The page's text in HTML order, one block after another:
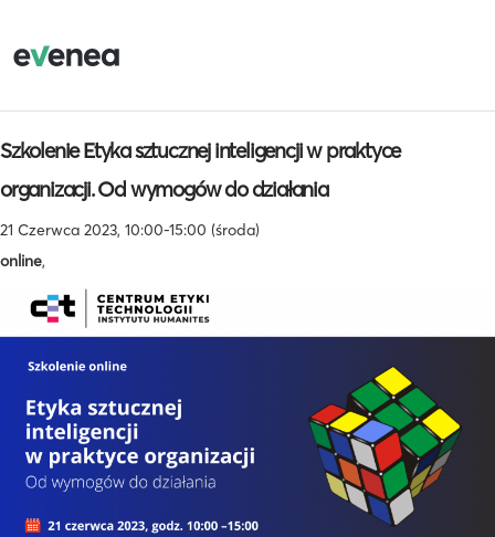
Szkolenie Etyka sztucznej inteligencji w praktyce
organizacji. Od wymogów do działania
21 Czerwca 2023, 10:00-15:00 (środa)
online,